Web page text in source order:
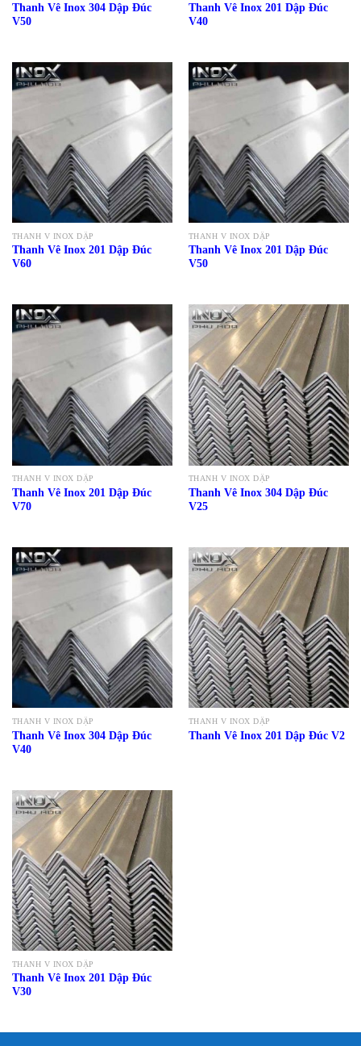
Thanh Vê Inox 304 Dập Đúc
V50
Thanh Vê Inox 201 Dập Đúc
V40
THANH V INOX DẬP
Thanh Vê Inox 201 Dập Đúc
V60
THANH V INOX DẬP
Thanh Vê Inox 201 Dập Đúc
V50
THANH V INOX DẬP
Thanh Vê Inox 201 Dập Đúc
V70
THANH V INOX DẬP
Thanh Vê Inox 304 Dập Đúc
V25
THANH V INOX DẬP
Thanh Vê Inox 304 Dập Đúc
V40
THANH V INOX DẬP
Thanh Vê Inox 201 Dập Đúc V2
THANH V INOX DẬP
Thanh Vê Inox 201 Dập Đúc
V30